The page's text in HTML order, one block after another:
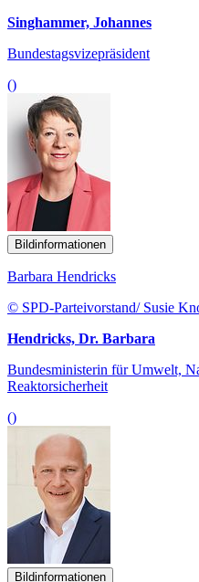
Singhammer, Johannes
Bundestagsvizepräsident
()
Bildinformationen
Barbara Hendricks
© SPD-Parteivorstand/ Susie
Hendricks, Dr. Barbara
Bundesministerin für Umwelt,
Reaktorsicherheit
()
Bildinformationen